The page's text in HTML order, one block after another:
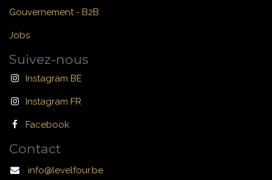
Gouvernement - B2B
Jobs
Suivez-nous
Instagram BE
Instagram FR
Facebook
Contact
info@levelfour.be